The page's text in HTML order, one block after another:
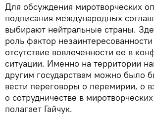
Для обсуждения миротворческих
подписания международных
выбирают нейтральные страны.
роль фактор
отсутствие вовлеченности ее в
ситуации. Именно на территории
другим государствам можно было
вести переговоры о перемирии, о
о сотрудничестве в
полагает Гайчук.